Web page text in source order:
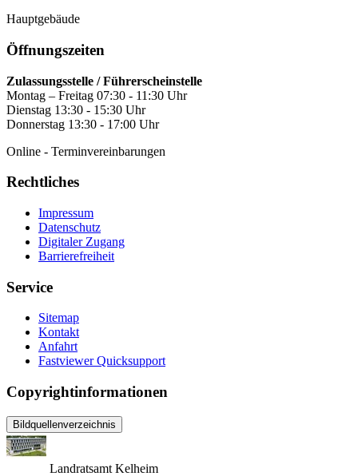
Hauptgebäude
Öffnungszeiten
Zulassungsstelle / Führerscheinstelle
Montag – Freitag 07:30 - 11:30 Uhr
Dienstag 13:30 - 15:30 Uhr
Donnerstag 13:30 - 17:00 Uhr
Online - Terminvereinbarungen
Rechtliches
Impressum
Datenschutz
Digitaler Zugang
Barrierefreiheit
Service
Sitemap
Kontakt
Anfahrt
Fastviewer Quicksupport
Copyrightinformationen
Bildquellenverzeichnis
Landratsamt Kelheim